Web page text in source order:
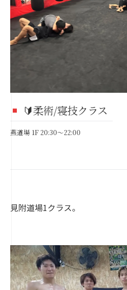
🔰柔術/寝技クラス
燕道場 1F 20:30～22:00
見附道場1クラス。